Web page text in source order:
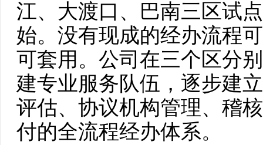
江、大渡口、巴南三区试
始。没有现成的经办流程
可套用。公司在三个区分
建专业服务队伍，逐步建
评估、协议机构管理、稽
付的全流程经办体系。